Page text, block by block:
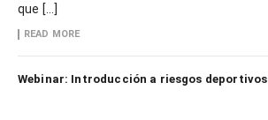
que […]
READ MORE
Webinar: Introducción a riesgos deportivos